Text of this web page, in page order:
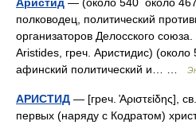
полководец, политический
организаторов Делосского
Aristides, греч. Аристидис) (около
афинский политический и… …
АРИСТИД — [греч. ̓Αριστείδης],
первых (наряду с Кодратом)